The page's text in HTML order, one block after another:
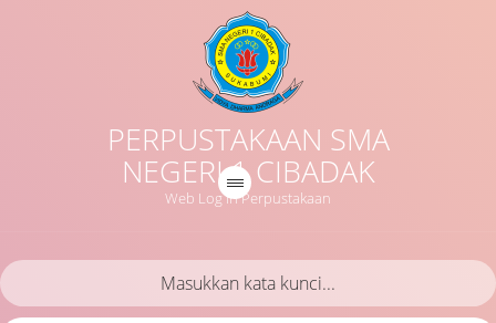
PERPUSTAKAAN SMA
NEGERI 1 CIBADAK
Web Log in Perpustakaan